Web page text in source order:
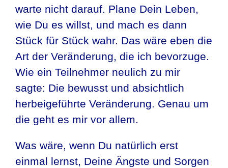
warte nicht darauf. Plane Dein Leben,
wie Du es willst, und mach es dann
Stück für Stück wahr. Das wäre eben die
Art der Veränderung, die ich bevorzuge.
Wie ein Teilnehmer neulich zu mir
sagte: Die bewusst und absichtlich
herbeigeführte Veränderung. Genau um
die geht es mir vor allem.
Was wäre, wenn Du natürlich erst
einmal lernst, Deine Ängste und Sorgen